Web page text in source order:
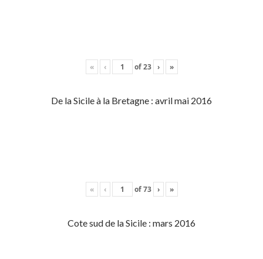
« ‹ of23 › »
De la Sicile à la Bretagne : avril mai 2016
« ‹ of73 › »
Cote sud de la Sicile : mars 2016